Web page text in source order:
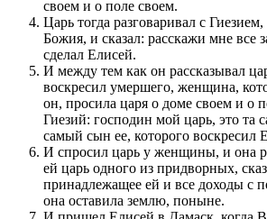
своем и о поле своем.
Царь тогда разговаривал с
Божия, и сказал: расскажи мне все
сделал Елисей.
И между тем как он рассказывал
воскресил умершего, женщина,
он, просила царя о доме своем и о
Гиезий: господин мой царь, это та
самый сын ее, которого воскресил
И спросил царь у женщины, и она
ей царь одного из придворных,
принадлежащее ей и все доходы с
она оставила землю, поныне.